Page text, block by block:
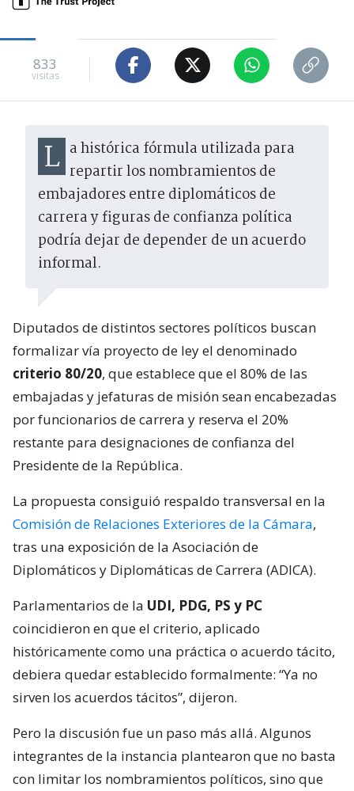
833
visitas
La histórica fórmula utilizada para repartir los nombramientos de
embajadores entre diplomáticos de
carrera y figuras de confianza política
podría dejar de depender de un acuerdo
informal.
Diputados de distintos sectores políticos buscan
formalizar vía proyecto de ley el denominado
criterio 80/20, que establece que el 80% de las
embajadas y jefaturas de misión sean encabezadas
por funcionarios de carrera y reserva el 20%
restante para designaciones de confianza del
Presidente de la República.
La propuesta consiguió respaldo transversal en la
Comisión de Relaciones Exteriores de la Cámara,
tras una exposición de la Asociación de
Diplomáticos y Diplomáticas de Carrera (ADICA).
Parlamentarios de la UDI, PDG, PS y PC
coincidieron en que el criterio, aplicado
históricamente como una práctica o acuerdo tácito,
debiera quedar establecido formalmente: “Ya no
sirven los acuerdos tácitos”, dijeron.
Pero la discusión fue un paso más allá. Algunos
integrantes de la instancia plantearon que no basta
con limitar los nombramientos políticos, sino que